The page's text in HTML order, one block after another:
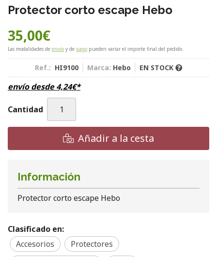
Protector corto escape Hebo
35,00€
Las modalidades de envío y de pago pueden variar el importe final del pedido.
Ref.: HI9100 Marca: Hebo EN STOCK
envío desde4,24€*
Cantidad
Añadir a la cesta
Información
Protector corto escape Hebo
Clasificado en:
Accesorios
Protectores